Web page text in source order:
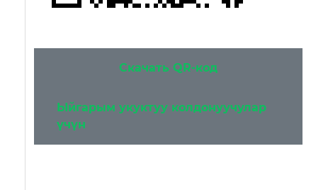
Скачать QR-код
Ыйгарым укуктуу колдонуучулар
үчүн